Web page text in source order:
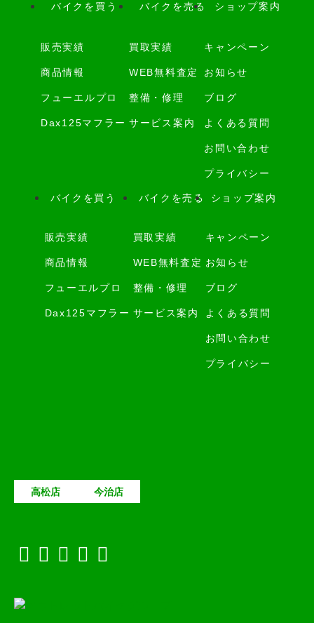
バイクを買う
販売実績
商品情報
フューエルプロ
Dax125マフラー
バイクを売る
買取実績
WEB無料査定
整備・修理
サービス案内
ショップ案内
キャンペーン
お知らせ
ブログ
よくある質問
お問い合わせ
プライバシー
バイクを買う
販売実績
商品情報
フューエルプロ
Dax125マフラー
バイクを売る
買取実績
WEB無料査定
整備・修理
サービス案内
ショップ案内
キャンペーン
お知らせ
ブログ
よくある質問
お問い合わせ
プライバシー
高松店 今治店